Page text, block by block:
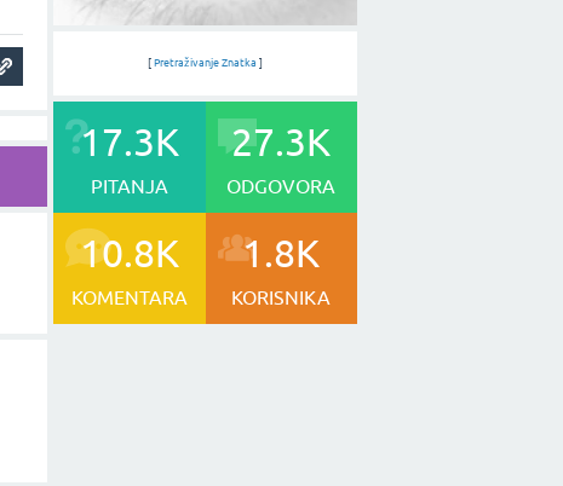
[ Pretraživanje Znatka ]
17.3K
PITANJA
27.3K
ODGOVORA
10.8K
KOMENTARA
1.8K
KORISNIKA